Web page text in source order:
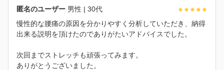
匿名のユーザー 男性 | 30代
慢性的な腰痛の原因を分かりやすく分析していただき、納得
出来る説明を頂けたのでありがたいアドバイスでした。
次回までストレッチも頑張ってみます。
ありがとうございました。